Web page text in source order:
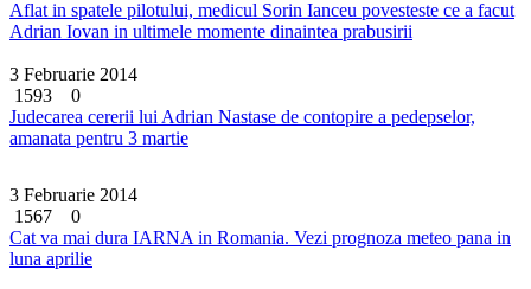
Aflat in spatele pilotului, medicul Sorin Ianceu povesteste ce a facut
Adrian Iovan in ultimele momente dinaintea prabusirii
3 Februarie 2014
1593
0
Judecarea cererii lui Adrian Nastase de contopire a pedepselor,
amanata pentru 3 martie
3 Februarie 2014
1567
0
Cat va mai dura IARNA in Romania. Vezi prognoza meteo pana in
luna aprilie